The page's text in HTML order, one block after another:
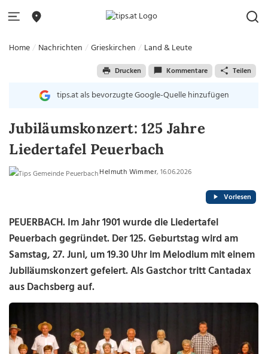
Home Nachrichten Grieskirchen Land & Leute
Drucken Kommentare Teilen
tips.at als bevorzugte Google-Quelle hinzufügen
Jubiläumskonzert: 125 Jahre
Liedertafel Peuerbach
Helmuth Wimmer, 16.06.2026
Vorlesen
PEUERBACH.Im Jahr 1901 wurde die Liedertafel
Peuerbach gegründet. Der 125. Geburtstag wird am
Samstag, 27. Juni, um 19.30 Uhr im Melodium mit einem
Jubiläumskonzert gefeiert. Als Gastchor tritt Cantadax
aus Dachsberg auf.